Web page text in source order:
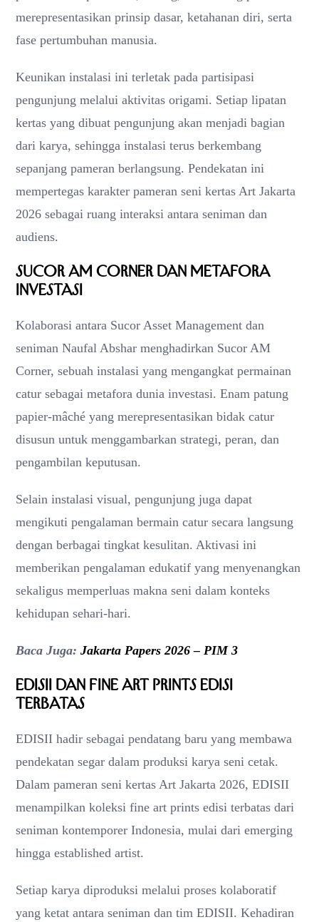
merepresentasikan prinsip dasar, ketahanan diri, serta
fase pertumbuhan manusia.
Keunikan instalasi ini terletak pada partisipasi
pengunjung melalui aktivitas origami. Setiap lipatan
kertas yang dibuat pengunjung akan menjadi bagian
dari karya, sehingga instalasi terus berkembang
sepanjang pameran berlangsung. Pendekatan ini
mempertegas karakter pameran seni kertas Art Jakarta
2026 sebagai ruang interaksi antara seniman dan
audiens.
Sucor AM Corner dan Metafora
Investasi
Kolaborasi antara Sucor Asset Management dan
seniman Naufal Abshar menghadirkan Sucor AM
Corner, sebuah instalasi yang mengangkat permainan
catur sebagai metafora dunia investasi. Enam patung
papier-mâché yang merepresentasikan bidak catur
disusun untuk menggambarkan strategi, peran, dan
pengambilan keputusan.
Selain instalasi visual, pengunjung juga dapat
mengikuti pengalaman bermain catur secara langsung
dengan berbagai tingkat kesulitan. Aktivasi ini
memberikan pengalaman edukatif yang menyenangkan
sekaligus memperluas makna seni dalam konteks
kehidupan sehari-hari.
Baca Juga: Jakarta Papers 2026 – PIM 3
EDISII dan Fine Art Prints Edisi
Terbatas
EDISII hadir sebagai pendatang baru yang membawa
pendekatan segar dalam produksi karya seni cetak.
Dalam pameran seni kertas Art Jakarta 2026, EDISII
menampilkan koleksi fine art prints edisi terbatas dari
seniman kontemporer Indonesia, mulai dari emerging
hingga established artist.
Setiap karya diproduksi melalui proses kolaboratif
yang ketat antara seniman dan tim EDISII. Kehadiran